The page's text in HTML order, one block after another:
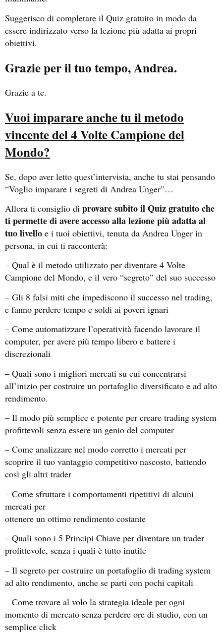
Suggerisco di completare il Quiz gratuito in modo da
essere indirizzato verso la lezione più adatta ai propri
obiettivi.
Grazie per il tuo tempo, Andrea.
Grazie a te.
Vuoi imparare anche tu il metodo
vincente del 4 Volte Campione del
Mondo?
Se, dopo aver letto quest’intervista, anche tu stai pensando
“Voglio imparare i segreti di Andrea Unger”…
Allora ti consiglio di provare subito il Quiz gratuito che
ti permette di avere accesso alla lezione più adatta al
tuo livello e i tuoi obiettivi, tenuta da Andrea Unger in
persona, in cui ti racconterà:
– Qual è il metodo utilizzato per diventare 4 Volte
Campione del Mondo, e il vero “segreto” del suo successo
– Gli 8 falsi miti che impediscono il successo nel trading,
e fanno perdere tempo e soldi ai poveri ignari
– Come automatizzare l’operatività facendo lavorare il
computer, per avere più tempo libero e battere i
discrezionali
– Quali sono i migliori mercati su cui concentrarsi
all’inizio per costruire un portafoglio diversificato e ad alto
rendimento.
– Il modo più semplice e potente per creare trading system
profittevoli senza essere un genio del computer
– Come analizzare nel modo corretto i mercati per
scoprire il tuo vantaggio competitivo nascosto, battendo
così gli altri trader
– Come sfruttare i comportamenti ripetitivi di alcuni
mercati per
ottenere un ottimo rendimento costante
– Quali sono i 5 Principi Chiave per diventare un trader
profittevole, senza i quali è tutto inutile
– Il segreto per costruire un portafoglio di trading system
ad alto rendimento, anche se parti con pochi capitali
– Come trovare al volo la strategia ideale per ogni
momento di mercato senza perdere ore di studio, con un
semplice click